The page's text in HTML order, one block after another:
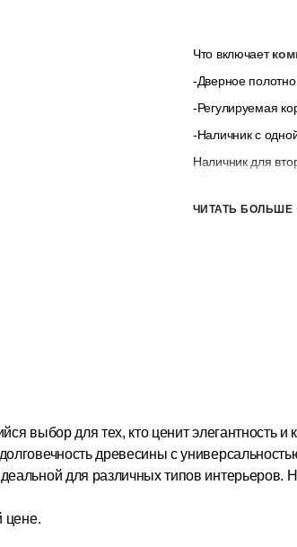
Что включает
-Дверное
-Регулируемая
-Наличник с
Наличник для
ЧИТАТЬ БОЛЬШЕ
выбор для тех, кто ценит элегантность
древесины с
для различных типов
цене.